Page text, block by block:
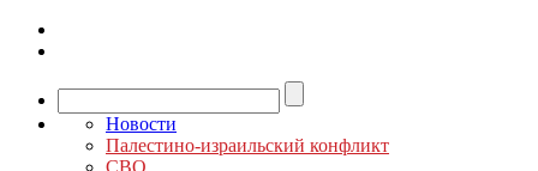
Новости
Палестино-израильский конфликт
СВО